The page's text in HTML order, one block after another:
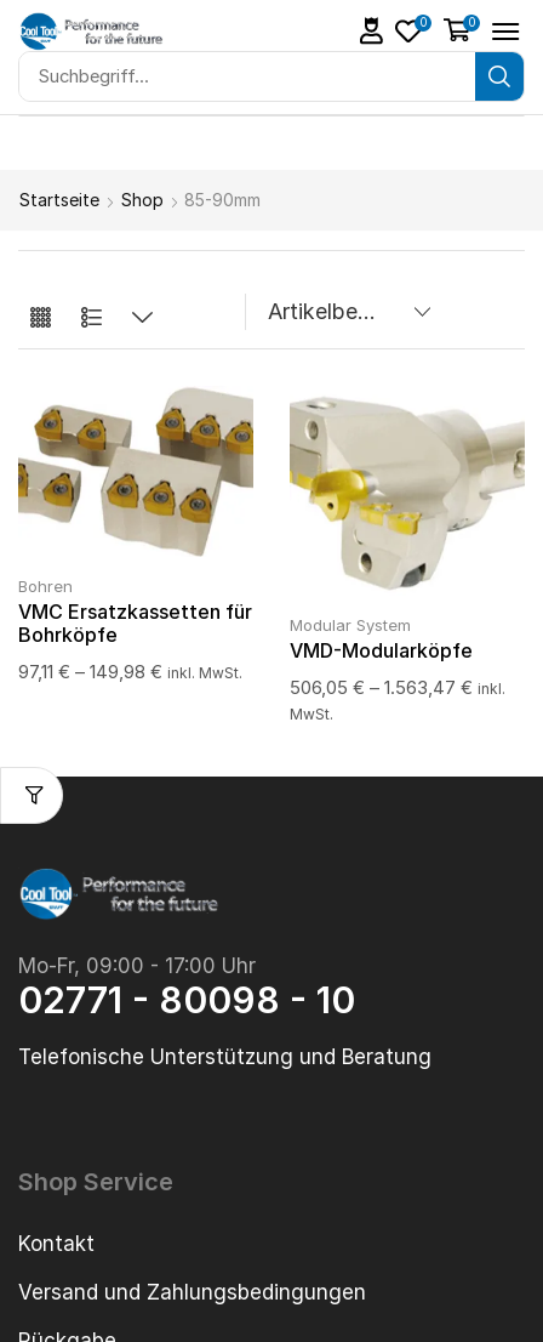
0 0
Startseite Shop 85-90mm
Bohren
VMC Ersatzkassetten für
Bohrköpfe
97,11 € – 149,98 € inkl. MwSt.
Modular System
VMD-Modularköpfe
506,05 € – 1.563,47 € inkl.
MwSt.
Mo-Fr, 09:00 - 17:00 Uhr
02771 - 80098 - 10
Telefonische Unterstützung und Beratung
Shop Service
Kontakt
Versand und Zahlungsbedingungen